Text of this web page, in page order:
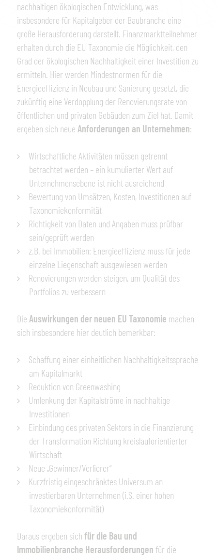
nachhaltigen ökologischen Entwicklung, was
insbesondere für Kapitalgeber der Baubranche eine
große Herausforderung darstellt. Finanzmarktteilnehmer
erhalten durch die EU Taxonomie die Möglichkeit, den
Grad der ökologischen Nachhaltigkeit einer Investition zu
ermitteln. Hier werden Mindestnormen für die
Energieeffizienz in Neubau und Sanierung gesetzt, die
zukünftig eine Verdopplung der Renovierungsrate von
öffentlichen und privaten Gebäuden zum Ziel hat. Damit
ergeben sich neue Anforderungen an Unternehmen:
Wirtschaftliche Aktivitäten müssen getrennt
betrachtet werden – ein kumulierter Wert auf
Unternehmensebene ist nicht ausreichend
Bewertung von Umsätzen, Kosten, Investitionen auf
Taxonomiekonformität
Richtigkeit von Daten und Angaben muss prüfbar
sein/geprüft werden
z.B. bei Immobilien: Energieeffizienz muss für jede
einzelne Liegenschaft ausgewiesen werden
Renovierungen werden steigen, um Qualität des
Portfolios zu verbessern
Die Auswirkungen der neuen EU Taxonomie machen
sich insbesondere hier deutlich bemerkbar:
Schaffung einer einheitlichen Nachhaltigkeitssprache
am Kapitalmarkt
Reduktion von Greenwashing
Umlenkung der Kapitalströme in nachhaltige
Investitionen
Einbindung des privaten Sektors in die Finanzierung
der Transformation Richtung kreislauforientierter
Wirtschaft
Neue „Gewinner/Verlierer“
Kurzfristig eingeschränktes Universum an
investierbaren Unternehmen (i.S. einer hohen
Taxonomiekonformität)
Daraus ergeben sich für die Bau und
Immobilienbranche Herausforderungen für die